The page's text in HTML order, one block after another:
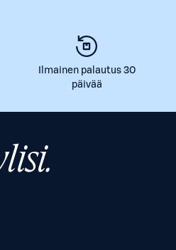
Ilmainen palautus 30
päivää